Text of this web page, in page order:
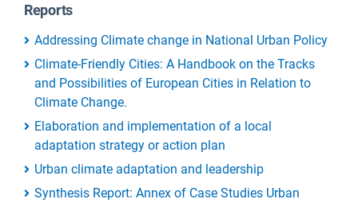
Reports
Addressing Climate change in National Urban Policy
Climate-Friendly Cities: A Handbook on the Tracks
and Possibilities of European Cities in Relation to
Climate Change.
Elaboration and implementation of a local
adaptation strategy or action plan
Urban climate adaptation and leadership
Synthesis Report: Annex of Case Studies Urban